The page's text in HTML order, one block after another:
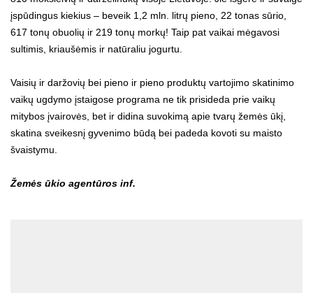
įspūdingus kiekius – beveik 1,2 mln. litrų pieno, 22 tonas sūrio,
617 tonų obuolių ir 219 tonų morkų! Taip pat vaikai mėgavosi
sultimis, kriaušėmis ir natūraliu jogurtu.
Vaisių ir daržovių bei pieno ir pieno produktų vartojimo skatinimo
vaikų ugdymo įstaigose programa ne tik prisideda prie vaikų
mitybos įvairovės, bet ir didina suvokimą apie tvarų žemės ūkį,
skatina sveikesnį gyvenimo būdą bei padeda kovoti su maisto
švaistymu.
Žemės ūkio agentūros inf.